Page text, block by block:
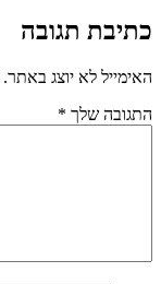
כתיבת תגובה
האימייל לא יוצג באתר.
התגובה שלך *